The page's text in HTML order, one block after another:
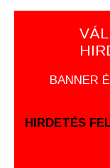
BANNER
HIRDETÉS